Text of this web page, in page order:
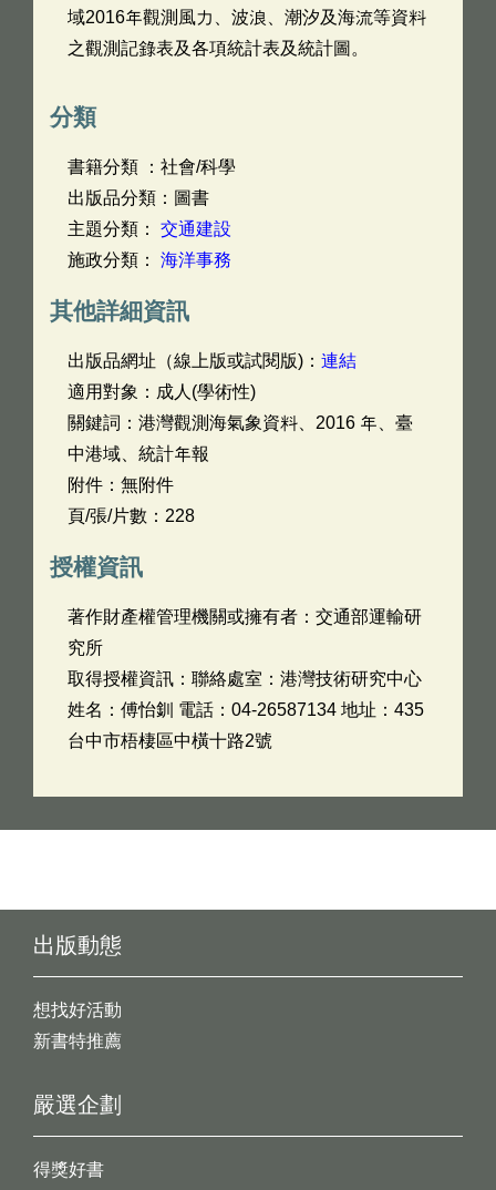
域2016年觀測風力、波浪、潮汐及海流等資料
之觀測記錄表及各項統計表及統計圖。
分類
書籍分類 ：社會/科學
出版品分類：圖書
主題分類： 交通建設
施政分類： 海洋事務
其他詳細資訊
出版品網址（線上版或試閱版)： 連結
適用對象：成人(學術性)
關鍵詞：港灣觀測海氣象資料、2016 年、臺
中港域、統計年報
附件：無附件
頁/張/片數：228
授權資訊
著作財產權管理機關或擁有者：交通部運輸研
究所
取得授權資訊：聯絡處室：港灣技術研究中心
姓名：傅怡釧 電話：04-26587134 地址：435
台中市梧棲區中橫十路2號
出版動態
想找好活動
新書特推薦
嚴選企劃
得獎好書